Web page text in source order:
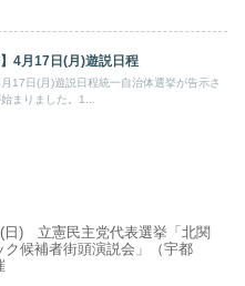
】4月17日(月)遊説日程
17日(月)遊説日程統一自治体選挙が告示さ
まりました。1...
日) 立憲民主党代表選挙「北関
ク候補者街頭演説会」（宇都